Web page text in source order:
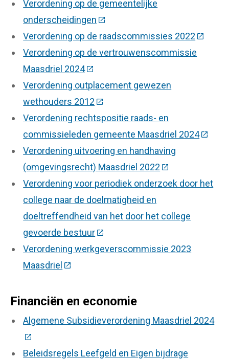
Verordening op de gemeentelijke
onderscheidingen (Deze link gaat naar een
Verordening op de raadscommissies 2022 (Deze
Verordening op de vertrouwenscommissie
Maasdriel 2024(Deze link gaat naar een externe
Verordening outplacement gewezen
wethouders 2012 (Deze link gaat naar een externe
Verordening rechtspositie raads- en
commissieleden gemeente Maasdriel 2024(Deze
Verordening uitvoering en handhaving
(omgevingsrecht) Maasdriel 2022 (Deze link gaat
Verordening voor periodiek onderzoek door het
college naar de doelmatigheid en
doeltreffendheid van het door het college
gevoerde bestuur(Deze link gaat naar een
Verordening werkgeverscommissie 2023
Maasdriel (Deze link gaat naar een externe
Financiën en economie
Algemene Subsidieverordening Maasdriel 2024
(Deze link gaat naar een externe website)
Beleidsregels Leefgeld en Eigen bijdrage